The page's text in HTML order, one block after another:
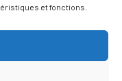
et fonctions.